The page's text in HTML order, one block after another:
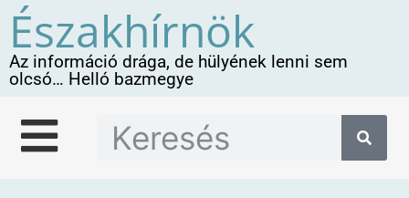
Északhírnök
Az információ drága, de hülyének lenni sem
olcsó… Helló bazmegye